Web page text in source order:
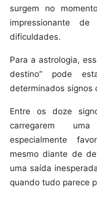
surgem no
impressionante
dificuldades.
Para a astrologia,
destino” pode
determinados signos
Entre os doze
carregarem
especialmente
mesmo diante de
uma saída
quando tudo parece